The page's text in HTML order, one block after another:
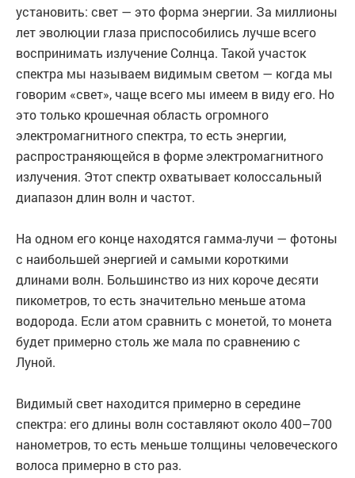
установить: свет — это форма энергии. За миллионы
лет эволюции глаза приспособились лучше всего
воспринимать излучение Солнца. Такой участок
спектра мы называем видимым светом — когда мы
говорим «свет», чаще всего мы имеем в виду его. Но
это только крошечная область огромного
электромагнитного спектра, то есть энергии,
распространяющейся в форме электромагнитного
излучения. Этот спектр охватывает колоссальный
диапазон длин волн и частот.
На одном его конце находятся гамма-лучи — фотоны
с наибольшей энергией и самыми короткими
длинами волн. Большинство из них короче десяти
пикометров, то есть значительно меньше атома
водорода. Если атом сравнить с монетой, то монета
будет примерно столь же мала по сравнению с
Луной.
Видимый свет находится примерно в середине
спектра: его длины волн составляют около 400–700
нанометров, то есть меньше толщины человеческого
волоса примерно в сто раз.